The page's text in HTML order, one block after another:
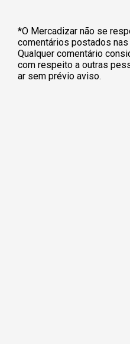
*O Mercadizar não se
comentários postados
Qualquer comentário
com respeito a outras
ar sem prévio aviso.